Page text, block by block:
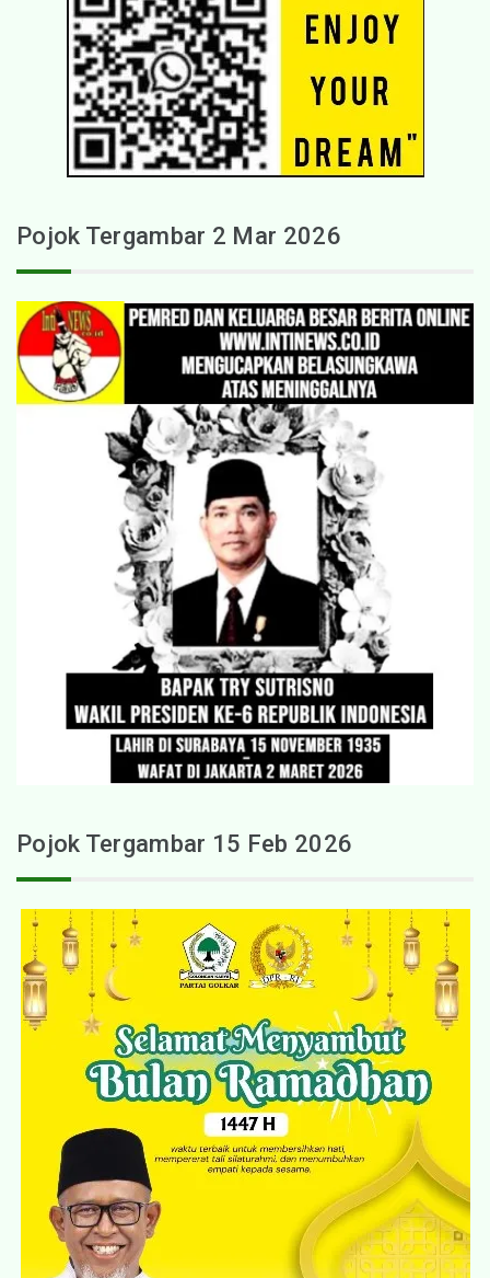
Pojok Tergambar 2 Mar 2026
Pojok Tergambar 15 Feb 2026